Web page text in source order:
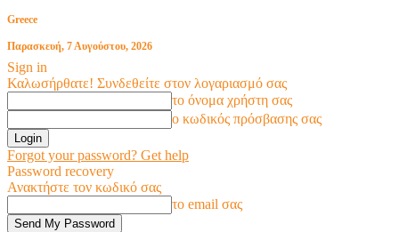
Greece
Παρασκευή, 7 Αυγούστου, 2026
Sign in
Καλωσήρθατε! Συνδεθείτε στον λογαριασμό σας
το όνομα χρήστη σας
ο κωδικός πρόσβασης σας
Forgot your password? Get help
Password recovery
Ανακτήστε τον κωδικό σας
το email σας